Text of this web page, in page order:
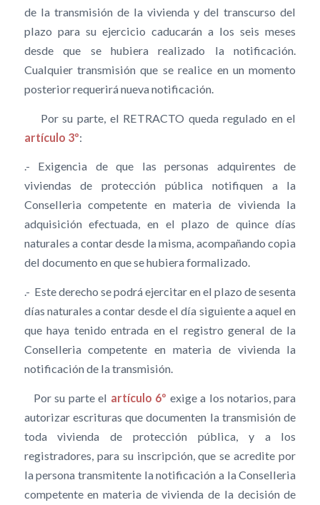
de la transmisión de la vivienda y del transcurso del
plazo para su ejercicio caducarán a los seis meses
desde que se hubiera realizado la notificación.
Cualquier transmisión que se realice en un momento
posterior requerirá nueva notificación.
Por su parte, el RETRACTO queda regulado en el
artículo 3º:
.- Exigencia de que las personas adquirentes de
viviendas de protección pública notifiquen a la
Conselleria competente en materia de vivienda la
adquisición efectuada, en el plazo de quince días
naturales a contar desde la misma, acompañando copia
del documento en que se hubiera formalizado.
.- Este derecho se podrá ejercitar en el plazo de sesenta
días naturales a contar desde el día siguiente a aquel en
que haya tenido entrada en el registro general de la
Conselleria competente en materia de vivienda la
notificación de la transmisión.
Por su parte el artículo 6º exige a los notarios, para
autorizar escrituras que documenten la transmisión de
toda vivienda de protección pública, y a los
registradores, para su inscripción, que se acredite por
la persona transmitente la notificación a la Conselleria
competente en materia de vivienda de la decisión de